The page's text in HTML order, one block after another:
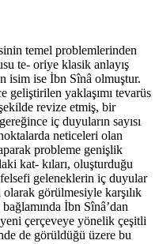
temel problemlerinden
te- oriye klasik anlayış
isim ise İbn Sînâ olmuştur.
geliştirilen yaklaşımı tevarüs
revize etmiş, bir
iç duyuların sayısı
neticeleri olan
probleme genişlik
kat- kıları, oluşturduğu
geleneklerin iç duyular
görülmesiyle karşılık
İbn Sînâ’dan
çerçeveye yönelik çeşitli
de görüldüğü üzere bu